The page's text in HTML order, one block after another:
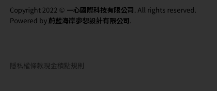
Copyright 2022 © 一心國際科技有限公司. All rights reserved.
Powered by 蔚藍海岸夢想設計有限公司.
隱私權條款現金積點規則